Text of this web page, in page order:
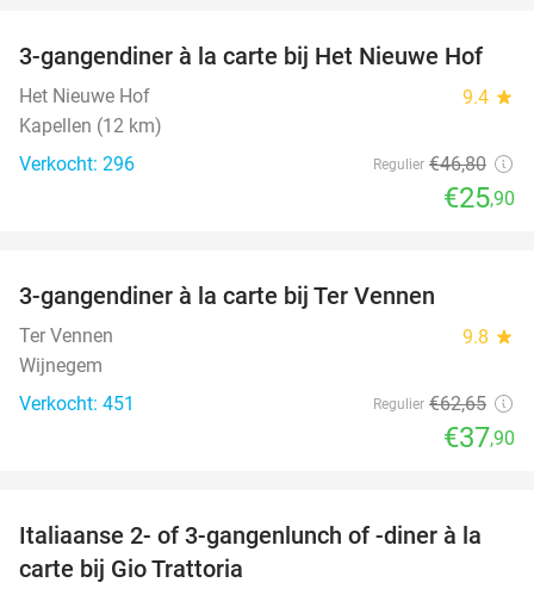
45%
3-gangendiner à la carte bij Het Nieuwe Hof
Het Nieuwe Hof 9.4 star
Kapellen (12 km)
Verkocht: 296
Regulier €46,80
€25,90
3-gangendiner à la carte bij Ter Vennen
Ter Vennen 9.8 star
Wijnegem
Verkocht: 451
Regulier €62,65
€37,90
28%
Italiaanse 2- of 3-gangenlunch of -diner à la
carte bij Gio Trattoria